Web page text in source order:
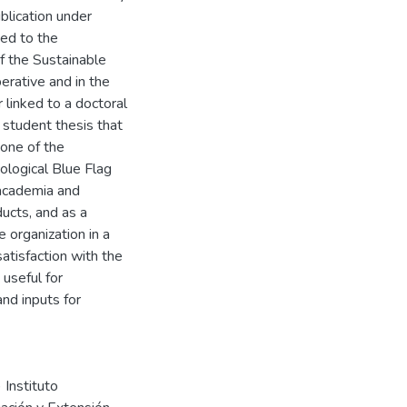
under
to the
the Sustainable
and in the
linked to a doctoral
student thesis that
of the
Blue Flag
and
and as a
organization in a
with the
for
inputs for
Instituto